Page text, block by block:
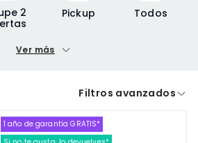
2
Pickup Todos
Precio máximo
De contado
Querétaro
Ver más
Filtros avanzados
1 año de garantía GRATIS*